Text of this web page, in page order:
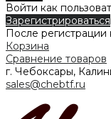
Войти как
Зарегистрироваться
После регистрации
Корзина
Сравнение товаров
г. Чебоксары,
sales@chebtf.ru